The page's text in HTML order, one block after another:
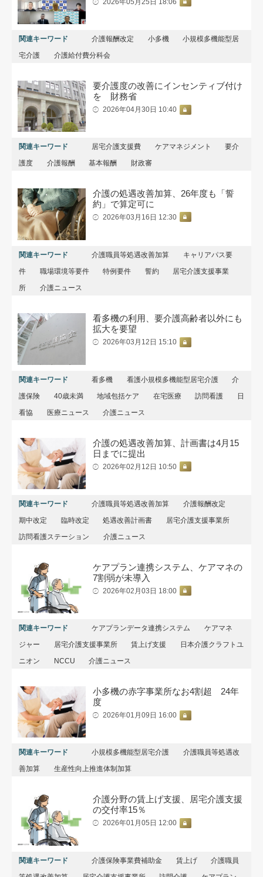
2026年05月25日 18:06
関連キーワード 介護報酬改定 小多機
小規模多機能型居
宅介護
介護給付費分科会
要介護度の改善にインセンティブ付け
を 財務省
2026年04月30日 10:40
関連キーワード 居宅介護支援費 ケアマネジメント
要介
護度
介護報酬 基本報酬 財政審
介護の処遇改善加算、26年度も「誓
約」で算定可に
2026年03月16日 12:30
関連キーワード 介護職員等処遇改善加算
キャリアパス要
件
職場環境等要件 特例要件 誓約
居宅介護支援事業
所
介護ニュース
看多機の利用、要介護高齢者以外にも
拡大を要望
2026年03月12日 15:10
関連キーワード 看多機 看護小規模多機能型居宅介護
介
護保険
40歳未満 地域包括ケア 在宅医療 訪問看護
日
看協
医療ニュース 介護ニュース
介護の処遇改善加算、計画書は4月15
日までに提出
2026年02月12日 10:50
関連キーワード 介護職員等処遇改善加算
介護報酬改定
期中改定
臨時改定 処遇改善計画書
居宅介護支援事業所
訪問看護ステーション
介護ニュース
ケアプラン連携システム、ケアマネの
7割弱が未導入
2026年02月03日 18:00
関連キーワード ケアプランデータ連携システム
ケアマネ
ジャー
居宅介護支援事業所 賃上げ支援
日本介護クラフトユ
ニオン
NCCU 介護ニュース
小多機の赤字事業所なお4割超 24年
度
2026年01月09日 16:00
関連キーワード 小規模多機能型居宅介護
介護職員等処遇改
善加算
生産性向上推進体制加算
介護分野の賃上げ支援、居宅介護支援
の交付率15％
2026年01月05日 12:00
関連キーワード 介護保険事業費補助金 賃上げ
介護職員